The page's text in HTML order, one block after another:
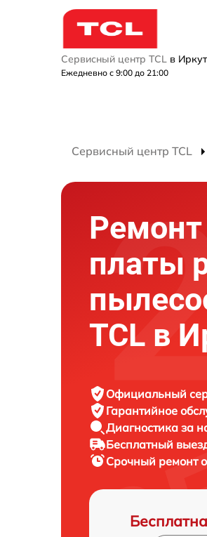
Сервисный центр TCL в
Ежедневно с 9:00 до 21:00
Сервисный центр TCL
платы
TCL в
Официальный
Гарантийное
Диагностика за
Бесплатный
Срочный ремонт